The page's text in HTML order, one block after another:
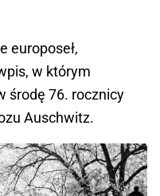
europoseł,
w którym
środę 76. rocznicy
Auschwitz.